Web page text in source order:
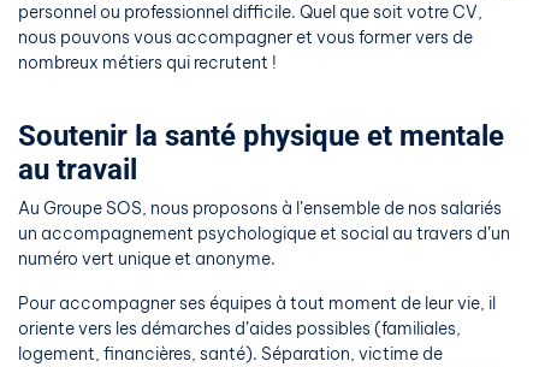
personnel ou professionnel difficile. Quel que soit votre CV,
nous pouvons vous accompagner et vous former vers de
nombreux métiers qui recrutent !
Soutenir la santé physique et mentale
au travail
Au Groupe SOS, nous proposons à l’ensemble de nos salariés
un accompagnement psychologique et social au travers d’un
numéro vert unique et anonyme.
Pour accompagner ses équipes à tout moment de leur vie, il
oriente vers les démarches d’aides possibles (familiales,
logement, financières, santé). Séparation, victime de